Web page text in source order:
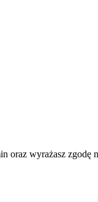
oraz wyrażasz zgodę